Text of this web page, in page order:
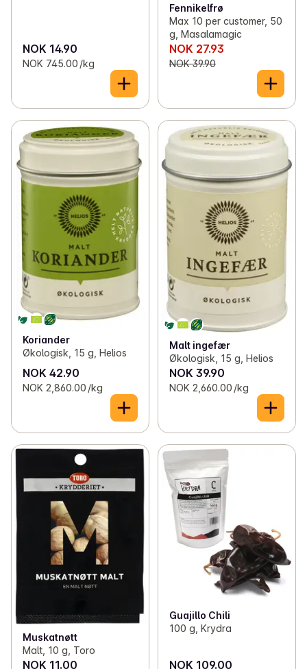
NOK 14.90
NOK 745.00 /kg
Fennikelfrø
Max 10 per customer, 50
g, Masalamagic
NOK 27.93
NOK 39.90
Koriander
Økologisk, 15 g, Helios
NOK 42.90
NOK 2,860.00 /kg
Malt ingefær
Økologisk, 15 g, Helios
NOK 39.90
NOK 2,660.00 /kg
Muskatnøtt
Malt, 10 g, Toro
NOK 11.00
Guajillo Chili
100 g, Krydra
NOK 109.00